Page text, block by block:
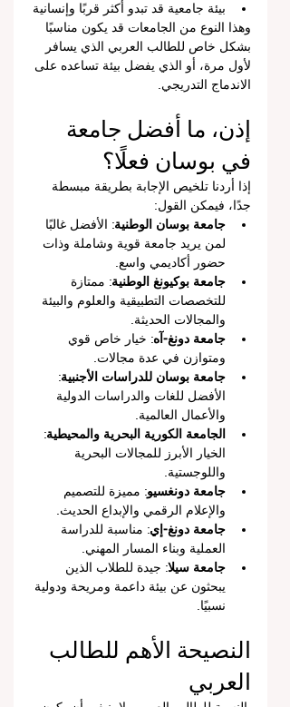
بيئة جامعية قد تبدو أكثر قربًا وإنسانية
وهذا النوع من الجامعات قد يكون مناسبًا
بشكل خاص للطالب العربي الذي يسافر
لأول مرة، أو الذي يفضل بيئة تساعده على
الاندماج التدريجي.
إذن، ما أفضل جامعة
في بوسان فعلًا؟
إذا أردنا تلخيص الإجابة بطريقة مبسطة
جدًا، فيمكن القول:
جامعة بوسان الوطنية: الأفضل غالبًا
لمن يريد جامعة قوية وشاملة وذات
حضور أكاديمي واسع.
جامعة بوكيونغ الوطنية: ممتازة
للتخصصات التطبيقية والعلوم والبيئة
والمجالات الحديثة.
جامعة دونغ-آه: خيار خاص قوي
ومتوازن في عدة مجالات.
جامعة بوسان للدراسات الأجنبية:
الأفضل للغات والدراسات الدولية
والأعمال العالمية.
الجامعة الكورية البحرية والمحيطية:
الخيار الأبرز للمجالات البحرية
واللوجستية.
جامعة دونغسيو: مميزة للتصميم
والإعلام الرقمي والإبداع الحديث.
جامعة دونغ-إي: مناسبة للدراسة
العملية وبناء المسار المهني.
جامعة سيلا: جيدة للطلاب الذين
يبحثون عن بيئة داعمة ومريحة ودولية
نسبيًا.
النصيحة الأهم للطالب
العربي